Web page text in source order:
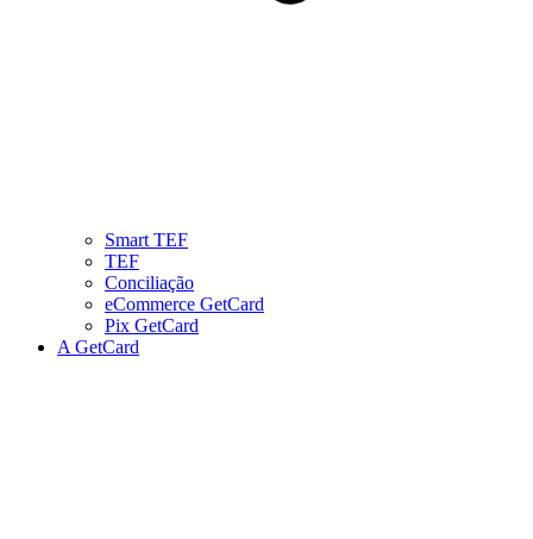
Smart TEF
TEF
Conciliação
eCommerce GetCard
Pix GetCard
A GetCard